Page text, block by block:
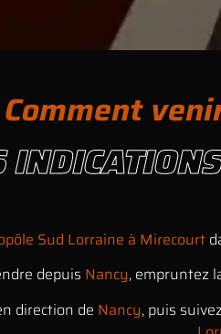
Comment
Sud Lorraine à Mirecourt
depuis Nancy, empruntez
direction de Nancy, puis